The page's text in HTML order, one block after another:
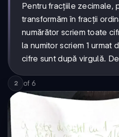
Pentru fracțiile zecimale,
transformăm în fracții
numărător scriem toate
la numitor scriem 1 urmat
cifre sunt după virgulă.
2 of 6